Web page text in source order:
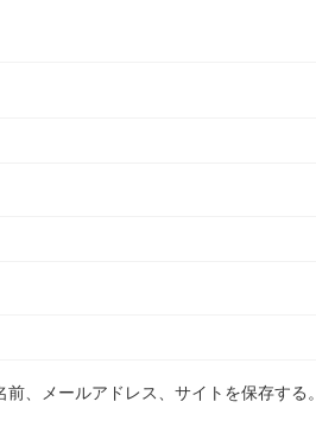
、メールアドレス、サイトを保存する。